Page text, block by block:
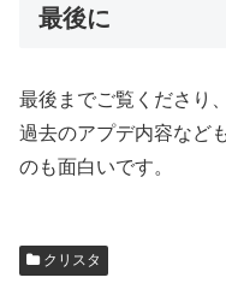
最後に
最後までご覧くださり
過去のアプデ内容など
のも面白いです。
クリスタ